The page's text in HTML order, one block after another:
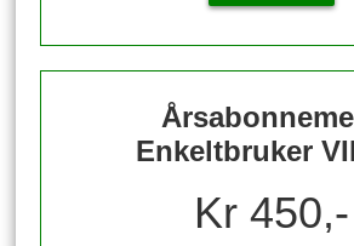
Enkeltbruker
Kr 450,-